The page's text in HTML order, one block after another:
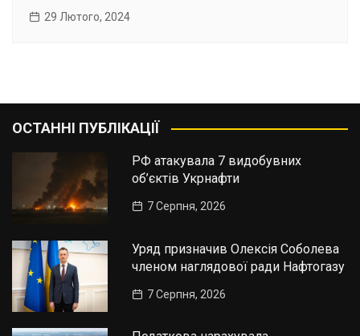
29 Лютого, 2024
ОСТАННІ ПУБЛІКАЦІЇ
РФ атакувала 7 видобувних
об’єктів Укрнафти
7 Серпня, 2026
Уряд призначив Олексія Соболева
членом наглядової ради Нафтогазу
7 Серпня, 2026